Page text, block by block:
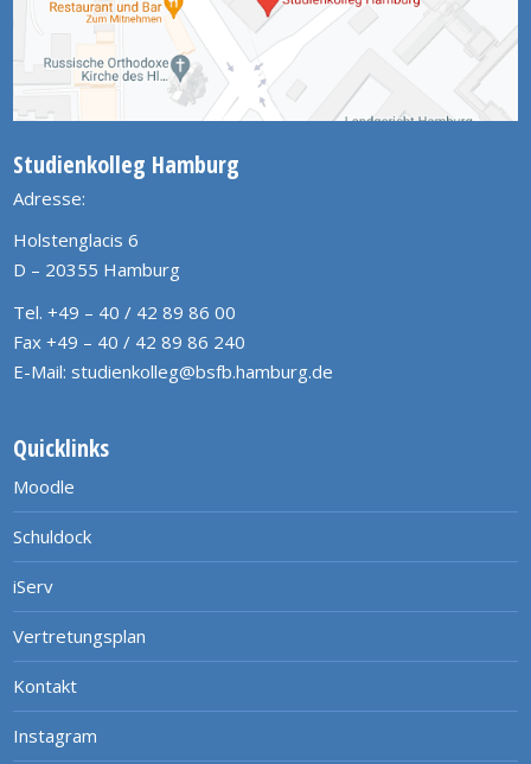
Studienkolleg Hamburg
Adresse:
Holstenglacis 6
D – 20355 Hamburg
Tel. +49 – 40 / 42 89 86 00
Fax +49 – 40 / 42 89 86 240
E-Mail: studienkolleg@bsfb.hamburg.de
Quicklinks
Moodle
Schuldock
iServ
Vertretungsplan
Kontakt
Instagram